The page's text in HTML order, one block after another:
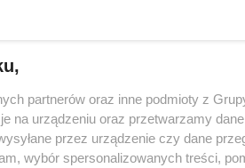
partnerów oraz inne podmioty z
na urządzeniu oraz przetwarzamy
przez urządzenie czy dane
wybór spersonalizowanych treści,